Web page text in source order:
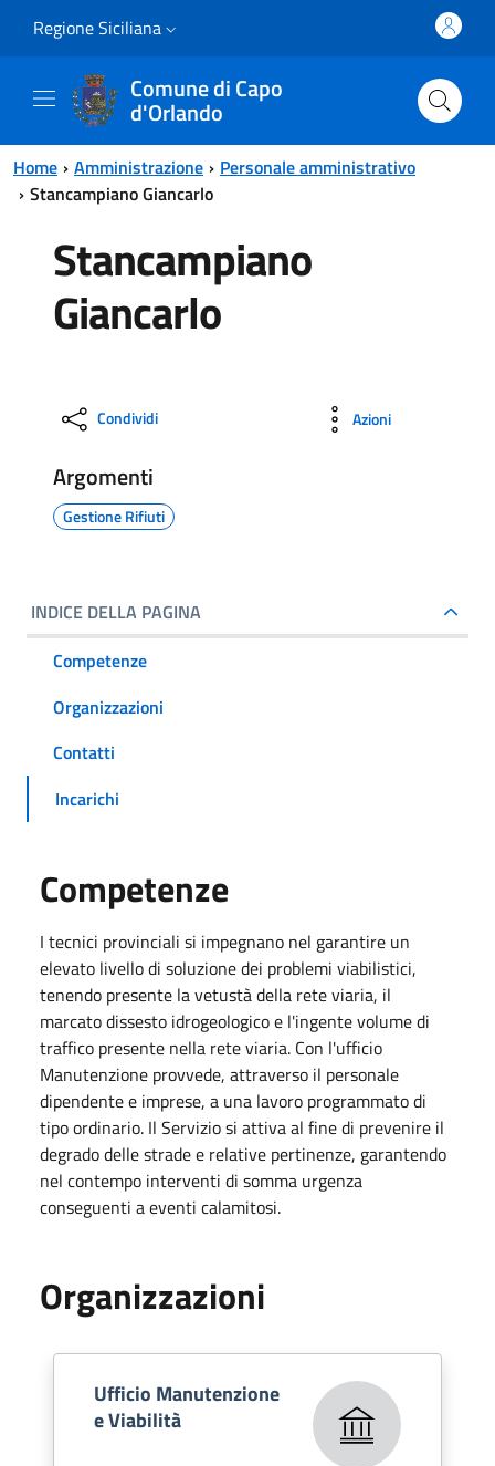
Regione Siciliana
Comune di Capo
d'Orlando
Home Amministrazione
Personale amministrativo
Stancampiano Giancarlo
Stancampiano
Giancarlo
Condividi Azioni
Argomenti
Gestione Rifiuti
INDICE DELLA PAGINA
Competenze
Organizzazioni
Contatti
Incarichi
Competenze
I tecnici provinciali si impegnano nel garantire un
elevato livello di soluzione dei problemi viabilistici,
tenendo presente la vetustà della rete viaria, il
marcato dissesto idrogeologico e l'ingente volume di
traffico presente nella rete viaria. Con l'ufficio
Manutenzione provvede, attraverso il personale
dipendente e imprese, a una lavoro programmato di
tipo ordinario. Il Servizio si attiva al fine di prevenire il
degrado delle strade e relative pertinenze, garantendo
nel contempo interventi di somma urgenza
conseguenti a eventi calamitosi.
Organizzazioni
Ufficio Manutenzione
e Viabilità